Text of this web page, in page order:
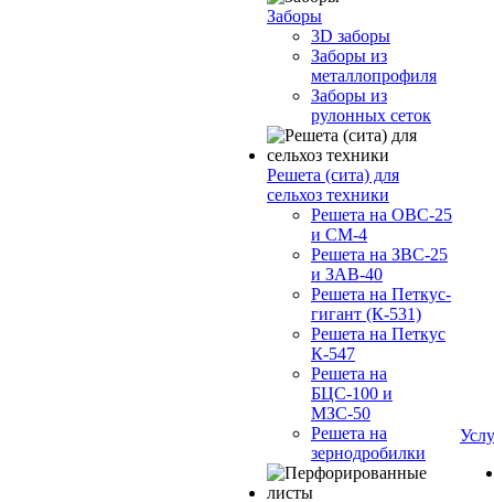
Заборы
3D заборы
Заборы из
металлопрофиля
Заборы из
рулонных сеток
Решета (сита) для
сельхоз техники
Решета на ОВС-25
и СМ-4
Решета на ЗВС-25
и ЗАВ-40
Решета на Петкус-
гигант (К-531)
Решета на Петкус
К-547
Решета на
БЦС-100 и
МЗС-50
Решета на
зернодробилки